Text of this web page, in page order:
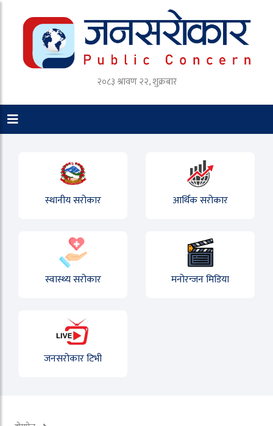
२०८३ श्रावण २२, शुक्रबार
स्थानीय सरोकार आर्थिक सरोकार
स्वास्थ्य सरोकार मनोरन्जन मिडिया
जनसरोकार टिभी